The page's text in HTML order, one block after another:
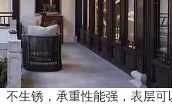
生锈，承重性能强，表层